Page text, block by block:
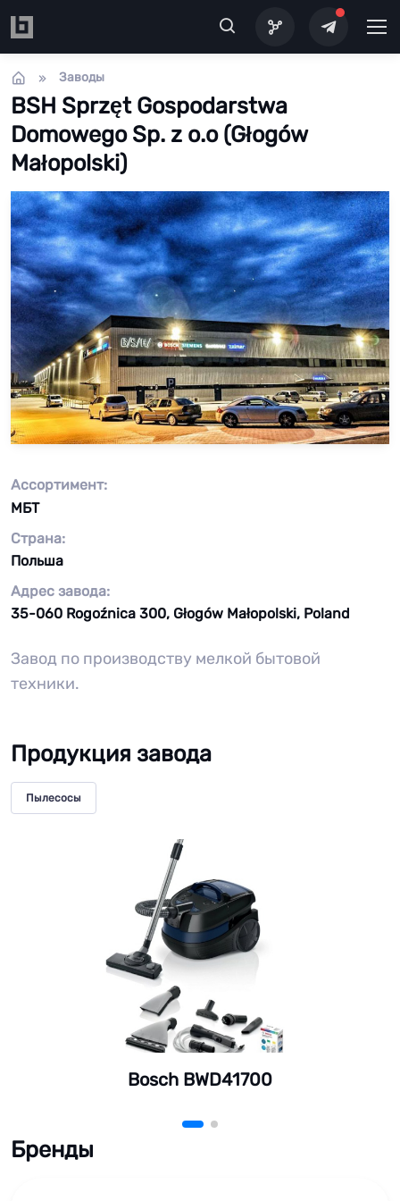
Заводы
BSH Sprzęt Gospodarstwa
Domowego Sp. z o.o (Głogów
Małopolski)
Ассортимент:
МБТ
Страна:
Польша
Адрес завода:
35-060 Rogoźnica 300, Głogów Małopolski, Poland
Завод по производству мелкой бытовой
техники.
Продукция завода
Пылесосы
Bosch BWD41700
Бренды